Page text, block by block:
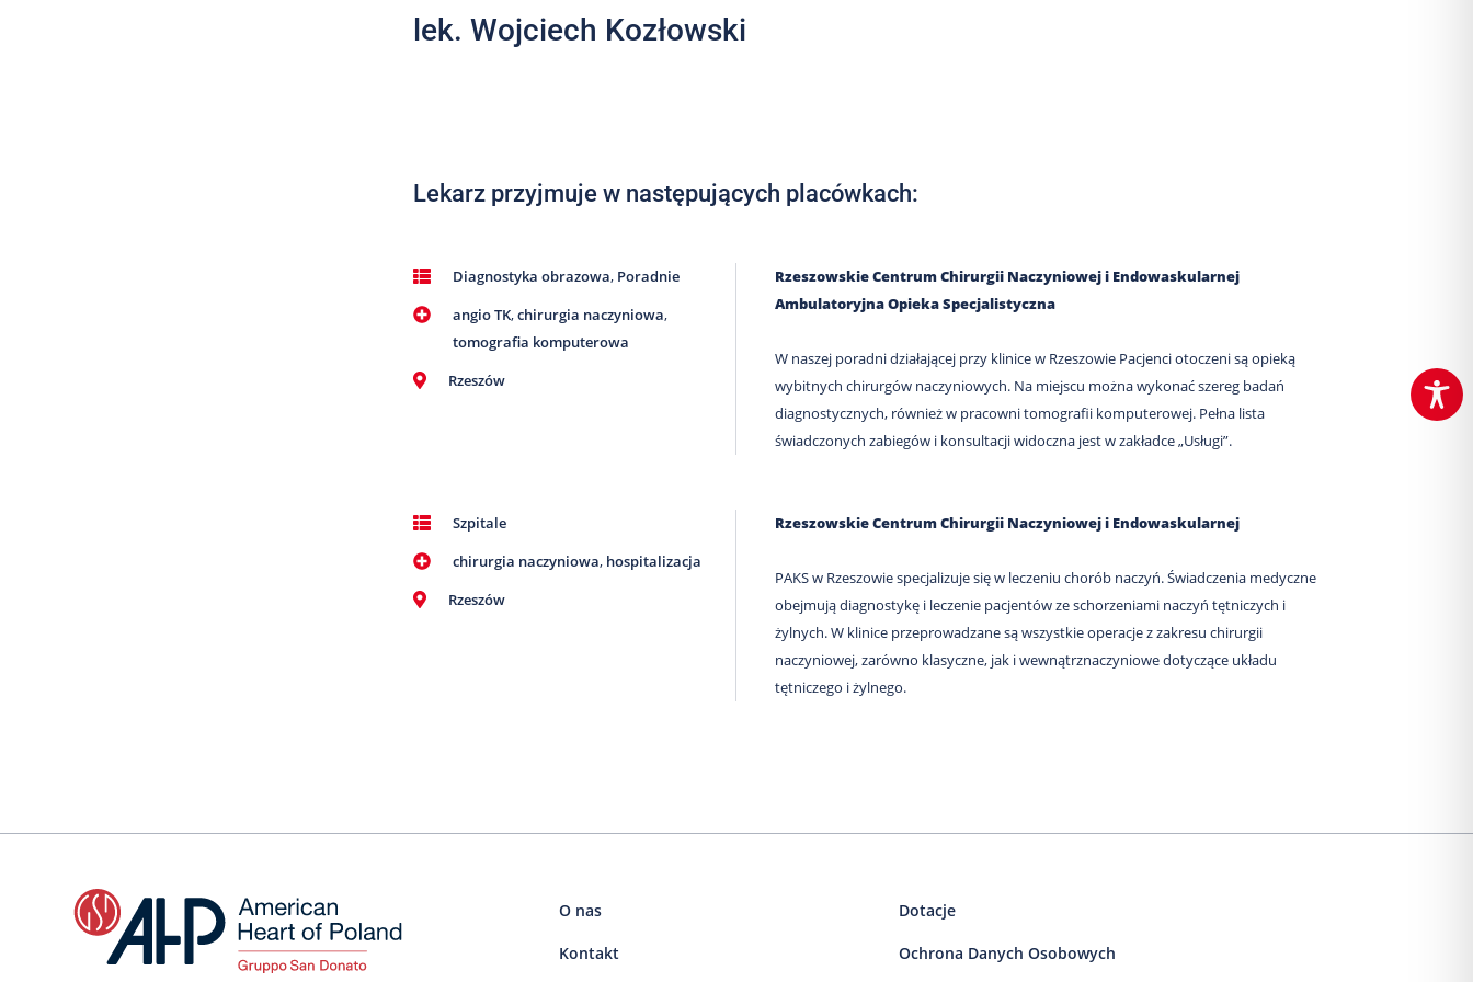
lek. Wojciech Kozłowski
Lekarz przyjmuje w następujących placówkach:
Diagnostyka obrazowa, Poradnie
angio TK,chirurgia naczyniowa,
tomografia komputerowa
Rzeszów
Rzeszowskie Centrum Chirurgii Naczyniowej i Endowaskularnej
Ambulatoryjna Opieka Specjalistyczna
W naszej poradni działającej przy klinice w Rzeszowie Pacjenci otoczeni są opieką
wybitnych chirurgów naczyniowych. Na miejscu można wykonać szereg badań
diagnostycznych, również w pracowni tomografii komputerowej. Pełna lista
świadczonych zabiegów i konsultacji widoczna jest w zakładce „Usługi”.
Szpitale
chirurgia naczyniowa, hospitalizacja
Rzeszów
Rzeszowskie Centrum Chirurgii Naczyniowej i Endowaskularnej
PAKS w Rzeszowie specjalizuje się w leczeniu chorób naczyń. Świadczenia medyczne
obejmują diagnostykę i leczenie pacjentów ze schorzeniami naczyń tętniczych i
żylnych. W klinice przeprowadzane są wszystkie operacje z zakresu chirurgii
naczyniowej, zarówno klasyczne, jak i wewnątrznaczyniowe dotyczące układu
tętniczego i żylnego.
O nas
Kontakt
Dotacje
Ochrona Danych Osobowych